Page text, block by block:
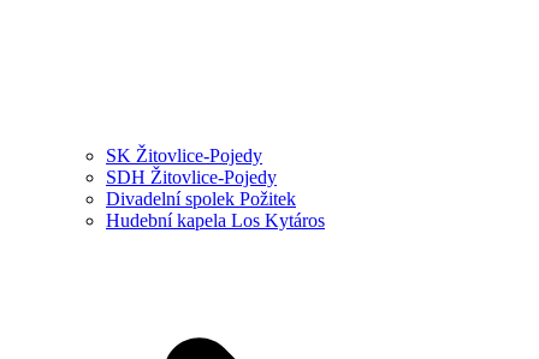
SK Žitovlice-Pojedy
SDH Žitovlice-Pojedy
Divadelní spolek Požitek
Hudební kapela Los Kytáros